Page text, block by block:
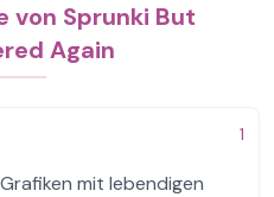
von Sprunki But
Again
1
mit lebendigen